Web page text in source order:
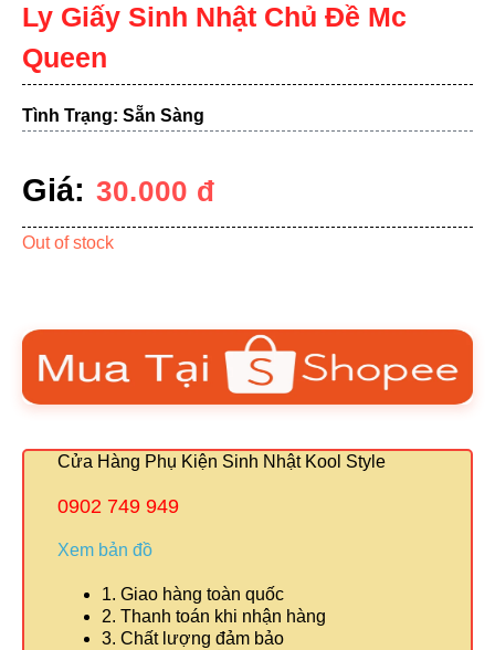
Ly Giấy Sinh Nhật Chủ Đề Mc
Queen
Tình Trạng: Sẵn Sàng
Giá: 30.000 đ
Out of stock
Cửa Hàng Phụ Kiện Sinh Nhật Kool Style
0902 749 949
Xem bản đồ
1. Giao hàng toàn quốc
2. Thanh toán khi nhận hàng
3. Chất lượng đảm bảo